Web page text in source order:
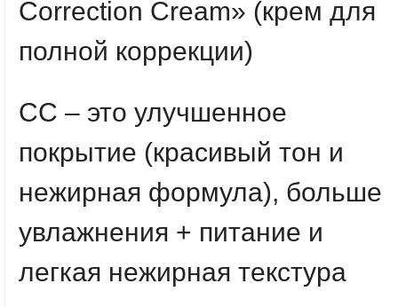
Correction Cream» (крем для
полной коррекции)
СС – это улучшенное
покрытие (красивый тон и
нежирная формула), больше
увлажнения + питание и
легкая нежирная текстура